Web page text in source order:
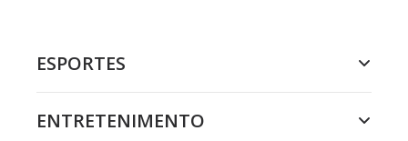
ESPORTES
ENTRETENIMENTO